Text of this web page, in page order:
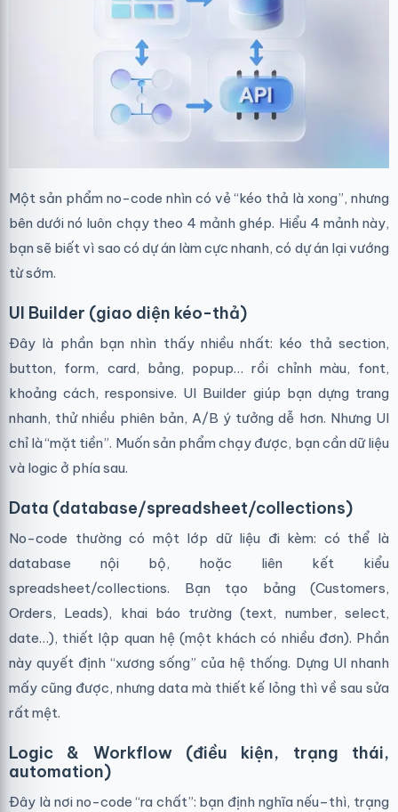
Một sản phẩm no-code nhìn có vẻ “kéo thả là xong”, nhưng
bên dưới nó luôn chạy theo 4 mảnh ghép. Hiểu 4 mảnh này,
bạn sẽ biết vì sao có dự án làm cực nhanh, có dự án lại vướng
từ sớm.
UI Builder (giao diện kéo-thả)
Đây là phần bạn nhìn thấy nhiều nhất: kéo thả section,
button, form, card, bảng, popup… rồi chỉnh màu, font,
khoảng cách, responsive. UI Builder giúp bạn dựng trang
nhanh, thử nhiều phiên bản, A/B ý tưởng dễ hơn. Nhưng UI
chỉ là “mặt tiền”. Muốn sản phẩm chạy được, bạn cần dữ liệu
và logic ở phía sau.
Data (database/spreadsheet/collections)
No-code thường có một lớp dữ liệu đi kèm: có thể là
database nội bộ, hoặc liên kết kiểu
spreadsheet/collections. Bạn tạo bảng (Customers,
Orders, Leads), khai báo trường (text, number, select,
date…), thiết lập quan hệ (một khách có nhiều đơn). Phần
này quyết định “xương sống” của hệ thống. Dựng UI nhanh
mấy cũng được, nhưng data mà thiết kế lỏng thì về sau sửa
rất mệt.
Logic & Workflow (điều kiện, trạng thái,
automation)
Đây là nơi no-code “ra chất”: bạn định nghĩa nếu–thì, trạng